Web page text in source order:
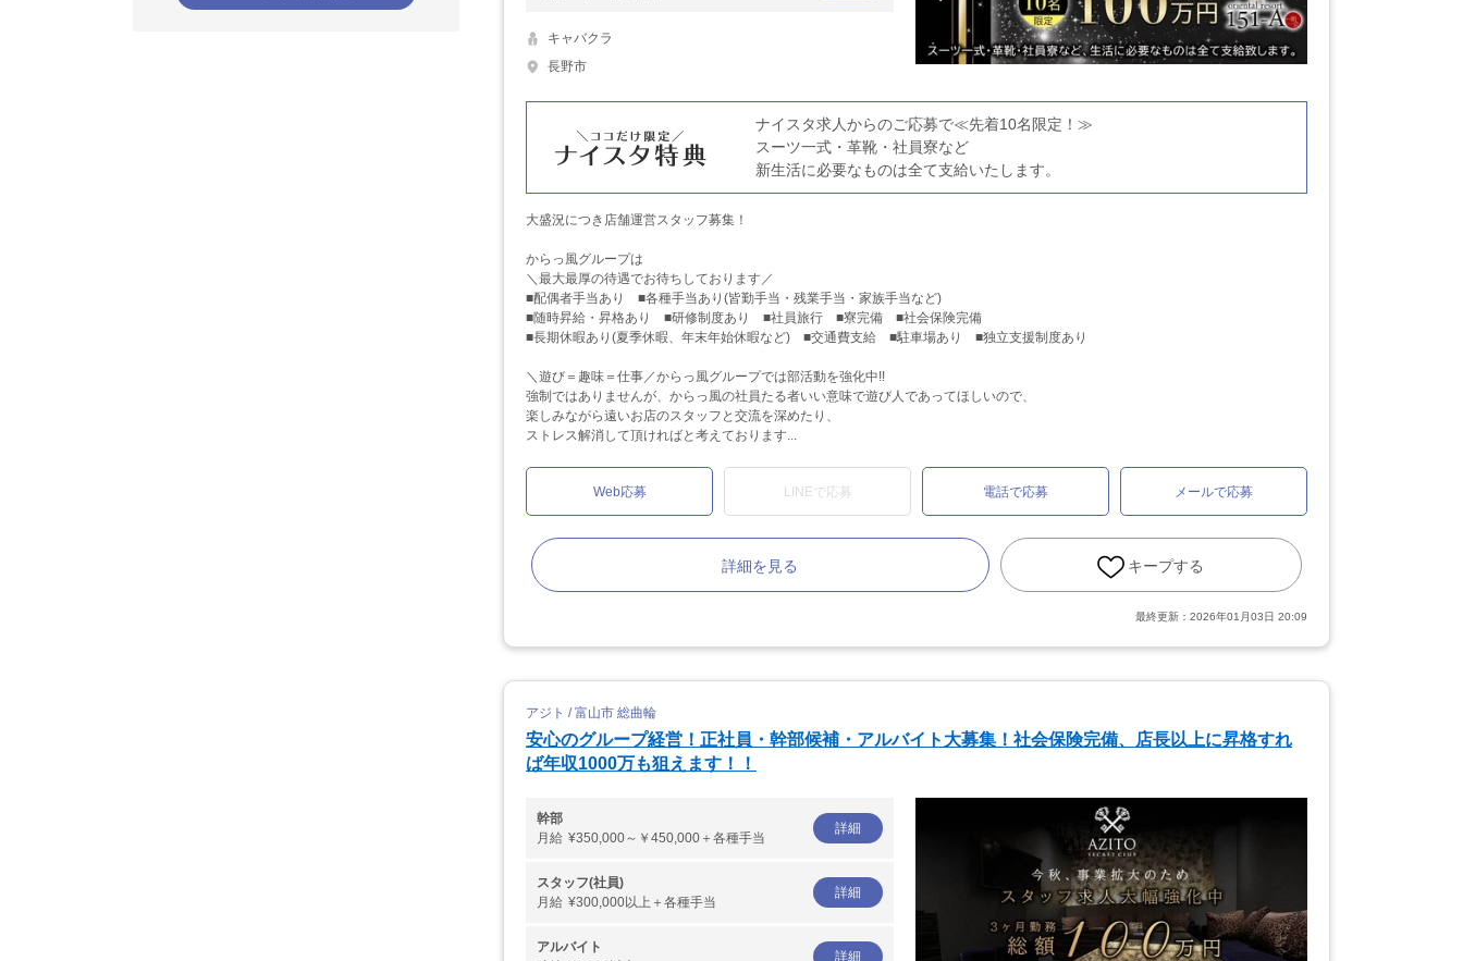
キャバクラ
長野市
ナイスタ求人からのご応募で≪先着10名限定！≫
スーツ一式・革靴・社員寮など
新生活に必要なものは全て支給いたします。
大盛況につき店舗運営スタッフ募集！
からっ風グループは
＼最大最厚の待遇でお待ちしております／
■配偶者手当あり ■各種手当あり(皆勤手当・残業手当・家族手当など)
■随時昇給・昇格あり ■研修制度あり ■社員旅行 ■寮完備 ■社会保険完備
■長期休暇あり(夏季休暇、年末年始休暇など) ■交通費支給 ■駐車場あり ■独立支援制度あり
＼遊び＝趣味＝仕事／からっ風グループでは部活動を強化中!!
強制ではありませんが、からっ風の社員たる者いい意味で遊び人であってほしいので、
楽しみながら遠いお店のスタッフと交流を深めたり、
ストレス解消して頂ければと考えております...
Web応募 LINEで応募 電話で応募 メールで応募
詳細を見る キープする
最終更新： 2026年01月03日 20:09
アジト / 富山市 総曲輪
安心のグループ経営！正社員・幹部候補・アルバイト大募集！社会保険完備、店長以上に昇格すれ
ば年収1000万も狙えます！！
幹部
月給 ¥350,000～￥450,000＋各種手当
詳細
スタッフ(社員)
月給 ¥300,000以上＋各種手当
詳細
アルバイト
詳細